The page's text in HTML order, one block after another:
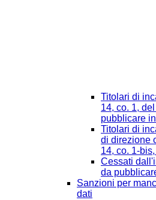
Titolari di
14, co. 1,
pubblicare
Titolari di
di direzione
14, co. 1-
Cessati
da
Sanzioni per
dati